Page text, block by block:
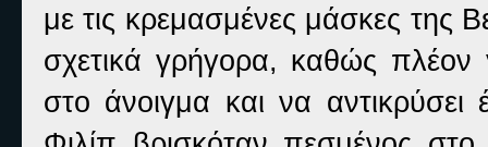
με τις κρεμασμένες μάσκες της
σχετικά γρήγορα, καθώς
στο άνοιγμα και να